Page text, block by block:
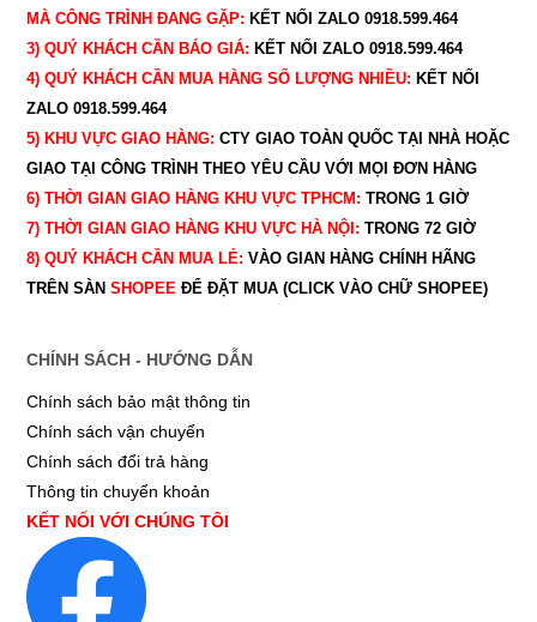
MÀ CÔNG TRÌNH ĐANG GẶP: KẾT NỐI ZALO 0918.599.464
3) QUÝ KHÁCH CẦN BÁO GIÁ: KẾT NỐI ZALO 0918.599.464
4) QUÝ KHÁCH CẦN MUA HÀNG SỐ LƯỢNG NHIỀU: KẾT NỐI
ZALO 0918.599.464
5) KHU VỰC GIAO HÀNG: CTY GIAO TOÀN QUỐC TẠI NHÀ HOẶC
GIAO TẠI CÔNG TRÌNH THEO YÊU CẦU VỚI MỌI ĐƠN HÀNG
6) THỜI GIAN GIAO HÀNG KHU VỰC TPHCM: TRONG 1 GIỜ
7) THỜI GIAN GIAO HÀNG KHU VỰC HÀ NỘI: TRONG 72 GIỜ
8) QUÝ KHÁCH CẦN MUA LẺ: VÀO GIAN HÀNG CHÍNH HÃNG
TRÊN SÀN SHOPEEĐỂ ĐẶT MUA (CLICK VÀO CHỮ SHOPEE)
CHÍNH SÁCH - HƯỚNG DẪN
Chính sách bảo mật thông tin
Chính sách vận chuyển
Chính sách đổi trả hàng
Thông tin chuyển khoản
KẾT NỐI VỚI CHÚNG TÔI